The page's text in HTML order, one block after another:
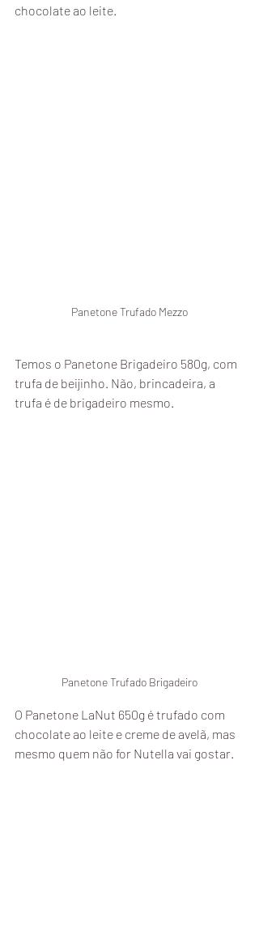
chocolate ao leite.
Panetone Trufado Mezzo
Temos o Panetone Brigadeiro 580g, com
trufa de beijinho. Não, brincadeira, a
trufa é de brigadeiro mesmo.
Panetone Trufado Brigadeiro
O Panetone LaNut 650g é trufado com
chocolate ao leite e creme de avelã, mas
mesmo quem não for Nutella vai gostar.